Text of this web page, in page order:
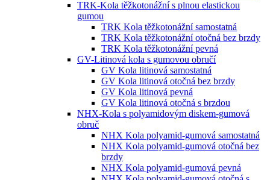
TRK-Kola těžkotonážní s plnou elastickou
gumou
TRK Kola těžkotonážní samostatná
TRK Kola těžkotonážní otočná bez brzdy
TRK Kola těžkotonážní pevná
GV-Litinová kola s gumovou obručí
GV Kola litinová samostatná
GV Kola litinová otočná bez brzdy
GV Kola litinová pevná
GV Kola litinová otočná s brzdou
NHX-Kola s polyamidovým diskem-gumová
obruč
NHX Kola polyamid-gumová samostatná
NHX Kola polyamid-gumová otočná bez
brzdy
NHX Kola polyamid-gumová pevná